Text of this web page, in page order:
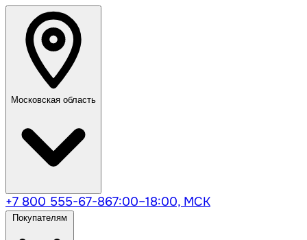
Московская область
+7 800 555-67-867:00–18:00, МСК